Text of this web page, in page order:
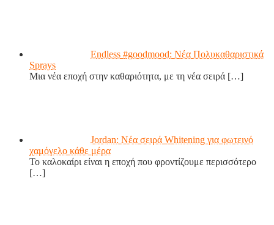
Endless #goodmood: Νέα Πολυκαθαριστικά
Sprays
Μια νέα εποχή στην καθαριότητα, με τη νέα σειρά […]
Jordan: Νέα σειρά Whitening για φωτεινό
χαμόγελο κάθε μέρα
Το καλοκαίρι είναι η εποχή που φροντίζουμε περισσότερο
[…]